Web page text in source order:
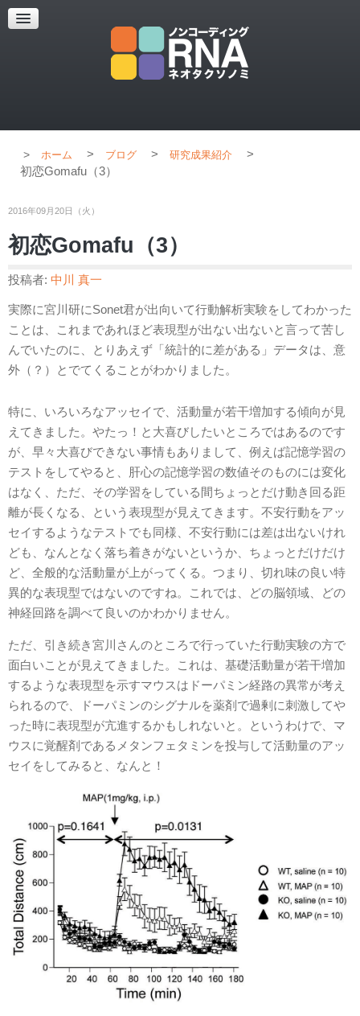
超解像顕微鏡
超解像顕微鏡の紹介
ホーム > ブログ > 研究成果紹介
>
初恋Gomafu（3）
2016年09月20日（火）
初恋Gomafu（3）
投稿者: 中川 真一
実際に宮川研にSonet君が出向いて行動解析実験をしてわかった
ことは、これまであれほど表現型が出ない出ないと言って苦し
んでいたのに、とりあえず「統計的に差がある」データは、意
外（？）とでてくることがわかりました。
特に、いろいろなアッセイで、活動量が若干増加する傾向が見
えてきました。やたっ！と大喜びしたいところではあるのです
が、早々大喜びできない事情もありまして、例えば記憶学習の
テストをしてやると、肝心の記憶学習の数値そのものには変化
はなく、ただ、その学習をしている間ちょっとだけ動き回る距
離が長くなる、という表現型が見えてきます。不安行動をアッ
セイするようなテストでも同様、不安行動には差は出ないけれ
ども、なんとなく落ち着きがないというか、ちょっとだけだけ
ど、全般的な活動量が上がってくる。つまり、切れ味の良い特
異的な表現型ではないのですね。これでは、どの脳領域、どの
神経回路を調べて良いのかわかりません。
ただ、引き続き宮川さんのところで行っていた行動実験の方で
面白いことが見えてきました。これは、基礎活動量が若干増加
するような表現型を示すマウスはドーパミン経路の異常が考え
られるので、ドーパミンのシグナルを薬剤で過剰に刺激してや
った時に表現型が亢進するかもしれないと。というわけで、マ
ウスに覚醒剤であるメタンフェタミンを投与して活動量のアッ
セイをしてみると、なんと！